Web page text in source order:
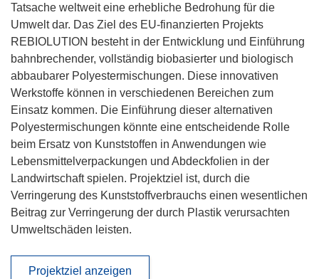
Tatsache weltweit eine erhebliche Bedrohung für die
Umwelt dar. Das Ziel des EU-finanzierten Projekts
REBIOLUTION besteht in der Entwicklung und Einführung
bahnbrechender, vollständig biobasierter und biologisch
abbaubarer Polyestermischungen. Diese innovativen
Werkstoffe können in verschiedenen Bereichen zum
Einsatz kommen. Die Einführung dieser alternativen
Polyestermischungen könnte eine entscheidende Rolle
beim Ersatz von Kunststoffen in Anwendungen wie
Lebensmittelverpackungen und Abdeckfolien in der
Landwirtschaft spielen. Projektziel ist, durch die
Verringerung des Kunststoffverbrauchs einen wesentlichen
Beitrag zur Verringerung der durch Plastik verursachten
Umweltschäden leisten.
Projektziel anzeigen